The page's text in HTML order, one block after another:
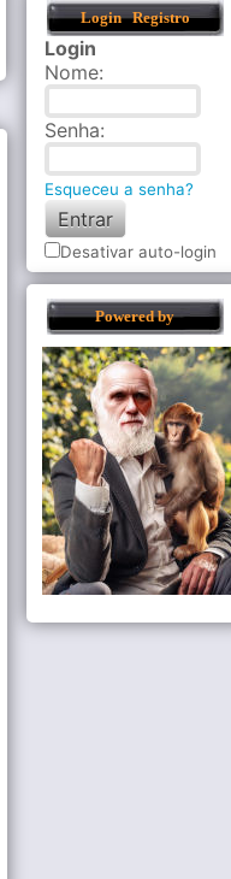
Login Registro
Login
Nome:
Senha:
Esqueceu a senha?
Desativar auto-login
Powered by